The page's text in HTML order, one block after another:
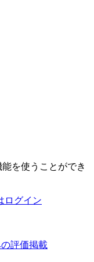
を使うことができ
ログイン
評価掲載